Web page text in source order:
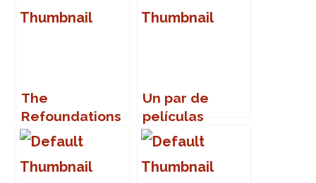
The
Refoundations
en Marbella
Un par de
películas